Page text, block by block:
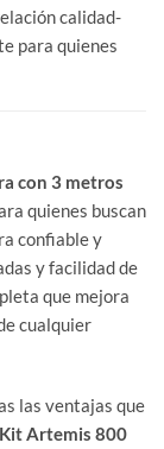
calidad-
para quienes
con 3 metros
quienes buscan
confiable y
y facilidad de
que mejora
cualquier
las ventajas que
Kit Artemis 800